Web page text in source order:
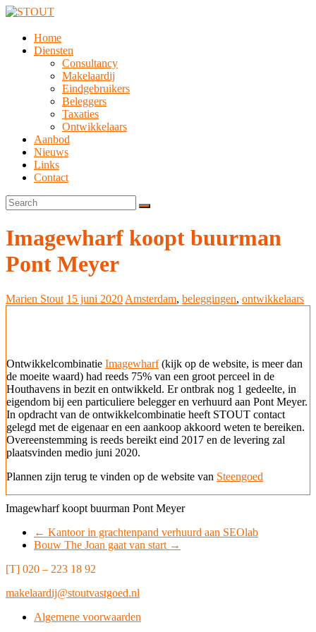
Home
Diensten
Consultancy
Makelaardij
Eindgebruikers
Beleggers
Taxaties
Ontwikkelaars
Aanbod
Nieuws
Links
Contact
Imagewharf koopt buurman
Pont Meyer
Marien Stout 15 juni 2020 Amsterdam, beleggingen, ontwikkelaars
Ontwikkelcombinatie Imagewharf(kijk op de website, is meer dan
de moeite waard) had reeds 75% van een groot perceel in de
Houthavens in bezit en ontwikkeld. Er ontbrak nog 1 gedeelte, in
eigendom bij een particuliere belegger en verhuurd aan Pont Meyer.
In opdracht van de ontwikkelcombinatie heeft STOUT contact
gelegd met de eigenaar en een aankoop akkoord weten te bereiken.
Overeenstemming is reeds bereikt eind 2017 en de levering zal
plaatsvinden medio juni 2020.
Plannen zijn terug te vinden op de website van Steengoed
Imagewharf koopt buurman Pont Meyer
← Kantoor in grachtenpand verhuurd aan SEOlab
Bouw The Joan gaat van start →
[T] 020 – 223 18 92
makelaardij@stoutvastgoed.nl
Algemene voorwaarden